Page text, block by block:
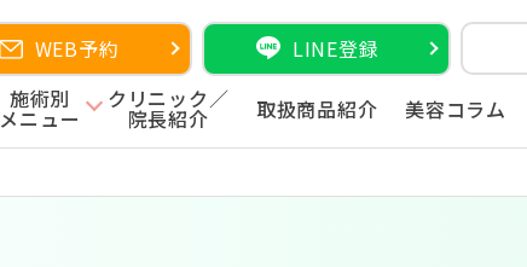
WEB予約 LINE登録
施術別
メニュー
クリニック／
院長紹介 取扱商品紹介 美容コラム